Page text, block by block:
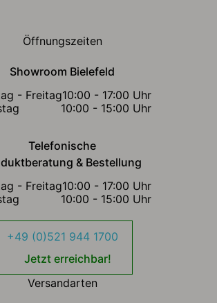
Öffnungszeiten
Showroom Bielefeld
- Freitag10:00 - 17:00 Uhr
10:00 - 15:00 Uhr
Telefonische
& Bestellung
- Freitag10:00 - 17:00 Uhr
10:00 - 15:00 Uhr
+49 (0)521 944 1700
Jetzt erreichbar!
Versandarten